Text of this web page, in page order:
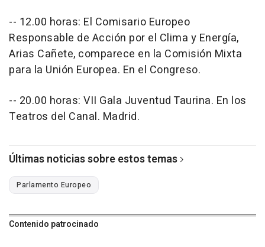
-- 12.00 horas: El Comisario Europeo
Responsable de Acción por el Clima y Energía,
Arias Cañete, comparece en la Comisión Mixta
para la Unión Europea. En el Congreso.
-- 20.00 horas: VII Gala Juventud Taurina. En los
Teatros del Canal. Madrid.
Últimas noticias sobre estos temas
Parlamento Europeo
Contenido patrocinado